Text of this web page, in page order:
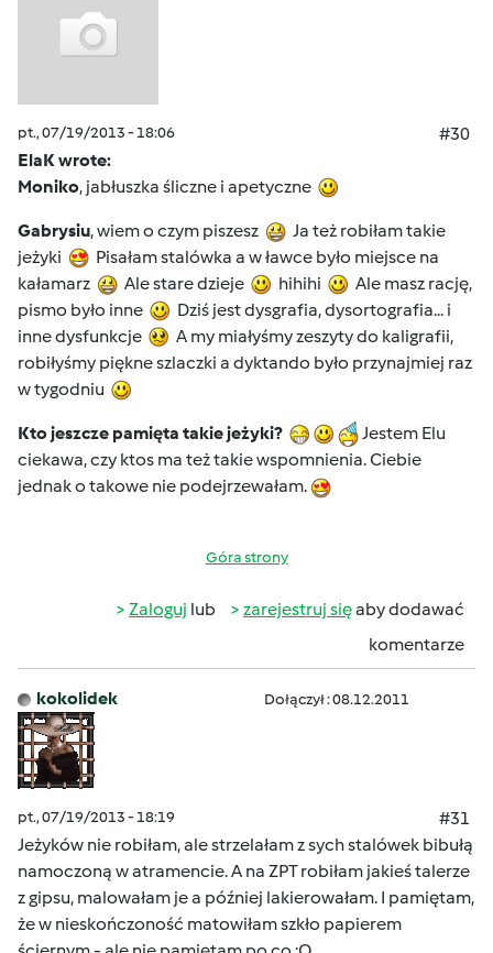
pt., 07/19/2013 - 18:06
#30
ElaK wrote:
Moniko, jabłuszka śliczne i apetyczne
Gabrysiu, wiem o czym piszesz
Ja też robiłam takie
jeżyki
Pisałam stalówka a w ławce było miejsce na
kałamarz
Ale stare dzieje hihihi
Ale masz rację,
pismo było inne
Dziś jest dysgrafia, dysortografia... i
inne dysfunkcje
A my miałyśmy zeszyty do kaligrafii,
robiłyśmy piękne szlaczki a dyktando było przynajmiej raz
w tygodniu
Kto jeszcze pamięta takie jeżyki?
Jestem Elu
ciekawa, czy ktos ma też takie wspomnienia. Ciebie
jednak o takowe nie podejrzewałam.
Góra strony
Zaloguj lub zarejestruj sięaby dodawać
komentarze
kokolidek Dołączył : 08.12.2011
pt., 07/19/2013 - 18:19
#31
Jeżyków nie robiłam, ale strzelałam z sych stalówek bibułą
namoczoną w atramencie. A na ZPT robiłam jakieś talerze
z gipsu, malowałam je a później lakierowałam. I pamiętam,
że w nieskończoność matowiłam szkło papierem